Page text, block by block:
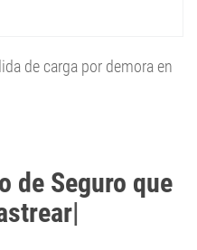
de Seguro que
|